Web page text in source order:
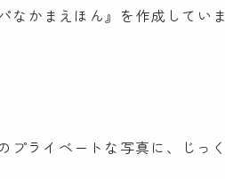
なかまえほん』を作成していま
ライベートな写真に、じっく